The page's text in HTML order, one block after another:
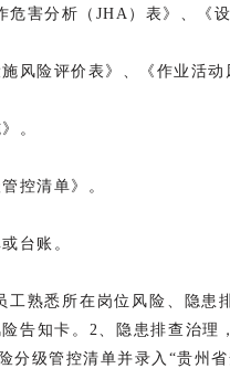
害分析（JHA）表》、《设
风险评价表》、《作业活动
。
控清单》。
台账。
熟悉所在岗位风险、隐患
告知卡。2、隐患排查治理
级管控清单并录入“贵州省